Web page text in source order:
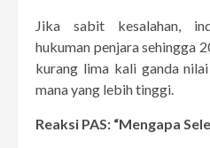
Jika sabit kesalahan,
hukuman penjara sehingga
kurang lima kali ganda
mana yang lebih tinggi.
Reaksi PAS: “Mengapa